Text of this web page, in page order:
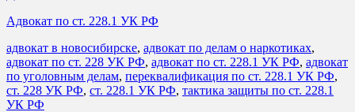
Адвокат по ст. 228.1 УК РФ
адвокат в новосибирске, адвокат по делам о наркотиках,
адвокат по ст. 228 УК РФ, адвокат по ст. 228.1 УК РФ, адвокат
по уголовным делам, переквалификация по ст. 228.1 УК РФ,
ст. 228 УК РФ, ст. 228.1 УК РФ, тактика защиты по ст. 228.1
УК РФ